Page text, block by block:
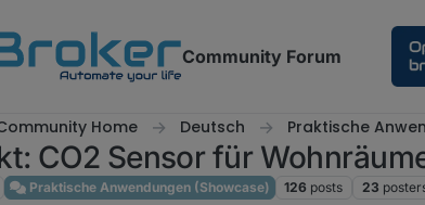
Community Forum
Home Deutsch Praktische
CO2 Sensor für
Praktische Anwendungen (Showcase) 126 posts 23